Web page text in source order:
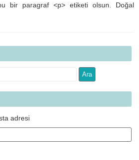
bir paragraf <p> etiketi olsun. Doğal
adresi